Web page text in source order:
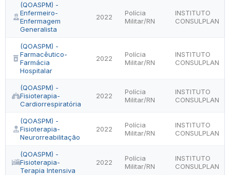
(QOASPM) -
Enfermeiro-
Enfermagem
Generalista
2022
Polícia
Militar/RN
INSTITUTO
CONSULPLAN
(QOASPM) -
Farmacêutico-
Farmácia
Hospitalar
2022
Polícia
Militar/RN
INSTITUTO
CONSULPLAN
(QOASPM) -
Fisioterapia-
Cardiorrespiratória
2022
Polícia
Militar/RN
INSTITUTO
CONSULPLAN
(QOASPM) -
Fisioterapia-
Neurorreabilitação
2022
Polícia
Militar/RN
INSTITUTO
CONSULPLAN
(QOASPM) -
Fisioterapia-
Terapia Intensiva
2022
Polícia
Militar/RN
INSTITUTO
CONSULPLAN